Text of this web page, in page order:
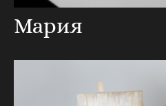
Мария